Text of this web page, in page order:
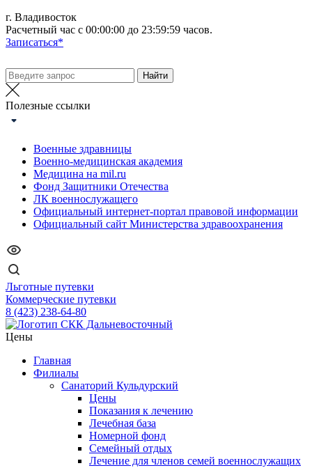
г. Владивосток
Расчетный час с 00:00:00 до 23:59:59 часов.
Записаться*
Полезные ссылки
Военные здравницы
Военно-медицинская академия
Медицина на mil.ru
Фонд Защитники Отечества
ЛК военнослужащего
Официальный интернет-портал правовой информации
Официальный сайт Министерства здравоохранения
Льготные путевки
Коммерческие путевки
8 (423) 238-64-80
Цены
Главная
Филиалы
Санаторий Кульдурский
Цены
Показания к лечению
Лечебная база
Номерной фонд
Семейный отдых
Лечение для членов семей военнослужащих